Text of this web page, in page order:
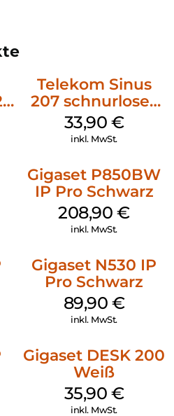
Telekom Sinus
207 schnurloses
analog Telefon
Schwarz
33,90 €
inkl. MwSt.
Gigaset P850BW
IP Pro Schwarz
208,90€
inkl. MwSt.
Gigaset N530 IP
Pro Schwarz
89,90 €
inkl. MwSt.
Gigaset DESK 200
Weiß
35,90 €
inkl. MwSt.